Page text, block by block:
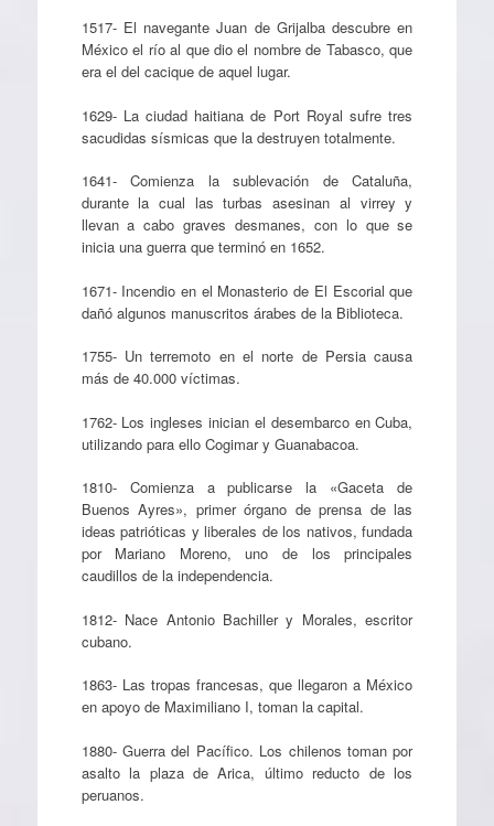
1517- El navegante Juan de Grijalba descubre en
México el río al que dio el nombre de Tabasco, que
era el del cacique de aquel lugar.
1629- La ciudad haitiana de Port Royal sufre tres
sacudidas sísmicas que la destruyen totalmente.
1641- Comienza la sublevación de Cataluña,
durante la cual las turbas asesinan al virrey y
llevan a cabo graves desmanes, con lo que se
inicia una guerra que terminó en 1652.
1671- Incendio en el Monasterio de El Escorial que
dañó algunos manuscritos árabes de la Biblioteca.
1755- Un terremoto en el norte de Persia causa
más de 40.000 víctimas.
1762- Los ingleses inician el desembarco en Cuba,
utilizando para ello Cogimar y Guanabacoa.
1810- Comienza a publicarse la «Gaceta de
Buenos Ayres», primer órgano de prensa de las
ideas patrióticas y liberales de los nativos, fundada
por Mariano Moreno, uno de los principales
caudillos de la independencia.
1812- Nace Antonio Bachiller y Morales, escritor
cubano.
1863- Las tropas francesas, que llegaron a México
en apoyo de Maximiliano I, toman la capital.
1880- Guerra del Pacífico. Los chilenos toman por
asalto la plaza de Arica, último reducto de los
peruanos.